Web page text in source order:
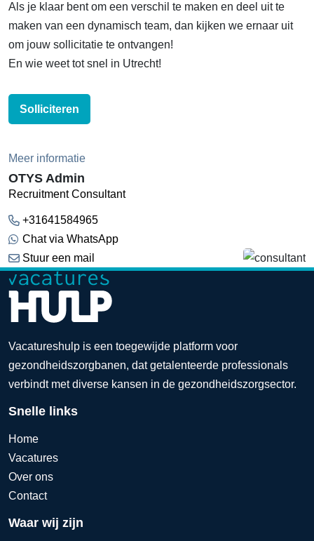
Als je klaar bent om een verschil te maken en deel uit te
maken van een dynamisch team, dan kijken we ernaar uit
om jouw sollicitatie te ontvangen!
En wie weet tot snel in Utrecht!
Solliciteren
Meer informatie
OTYS Admin
Recruitment Consultant
+31641584965
Chat via WhatsApp
Stuur een mail
Vacatureshulp is een toegewijde platform voor
gezondheidszorgbanen, dat getalenteerde professionals
verbindt met diverse kansen in de gezondheidszorgsector.
Snelle links
Home
Vacatures
Over ons
Contact
Waar wij zijn